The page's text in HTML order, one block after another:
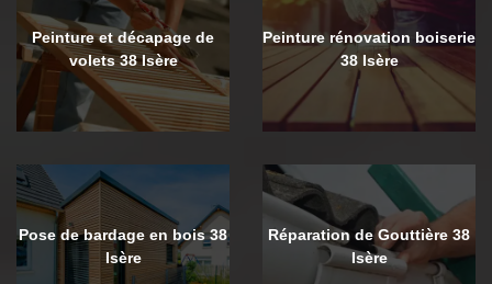
Peinture et décapage de
volets 38 Isère
Peinture rénovation boiserie
38 Isère
Pose de bardage en bois 38
Isère
Réparation de Gouttière 38
Isère